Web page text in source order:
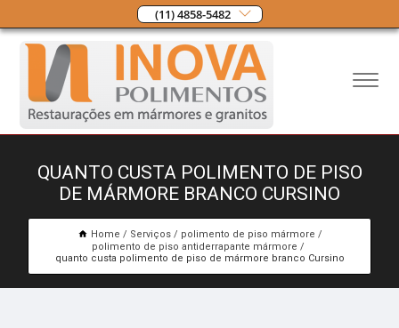
(11) 4858-5482
QUANTO CUSTA POLIMENTO DE PISO
DE MÁRMORE BRANCO CURSINO
Home Serviços
polimento de piso mármore
polimento de piso antiderrapante mármore
quanto custa polimento de piso de mármore branco Cursino